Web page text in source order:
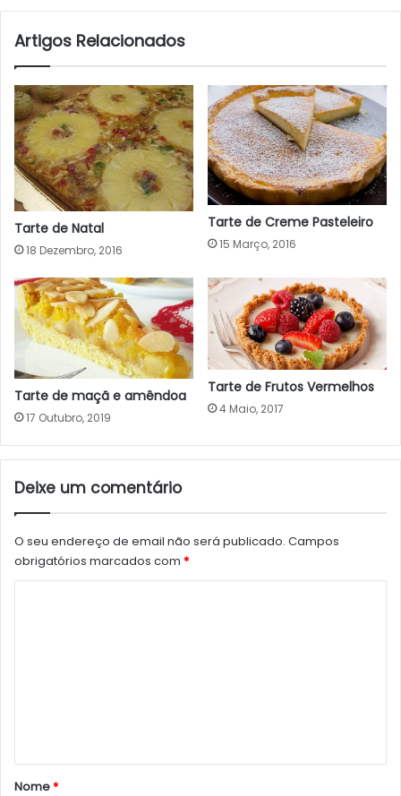
Artigos Relacionados
Tarte de Natal
18 Dezembro, 2016
Tarte de Creme Pasteleiro
15 Março, 2016
Tarte de maçã e amêndoa
17 Outubro, 2019
Tarte de Frutos Vermelhos
4 Maio, 2017
Deixe um comentário
O seu endereço de email não será publicado. Campos
obrigatórios marcados com *
r
Nome*